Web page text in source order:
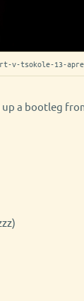
v-tsokole-13-
a bootleg